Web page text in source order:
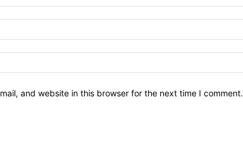
and website in this browser for the next time I comment.